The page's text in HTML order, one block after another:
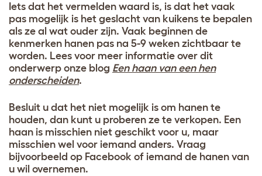
Iets dat het vermelden waard is, is dat het vaak
pas mogelijk is het geslacht van kuikens te bepalen
als ze al wat ouder zijn. Vaak beginnen de
kenmerken hanen pas na 5-9 weken zichtbaar te
worden. Lees voor meer informatie over dit
onderwerp onze blog Een haan van een hen
onderscheiden.
Besluit u dat het niet mogelijk is om hanen te
houden, dan kunt u proberen ze te verkopen. Een
haan is misschien niet geschikt voor u, maar
misschien wel voor iemand anders. Vraag
bijvoorbeeld op Facebook of iemand de hanen van
u wil overnemen.